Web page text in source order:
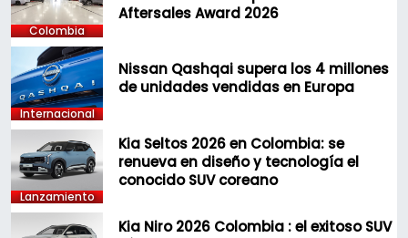
Colombia
Aftersales Award 2026
Internacional
Nissan Qashqai supera los 4 millones
de unidades vendidas en Europa
Lanzamiento
Kia Seltos 2026 en Colombia: se
renueva en diseño y tecnología el
conocido SUV coreano
Kia Niro 2026 Colombia : el exitoso SUV